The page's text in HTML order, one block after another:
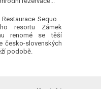
Restaurace Sequoia
resortu Zámek
renomé se těší
česko-slovenských
podobě.